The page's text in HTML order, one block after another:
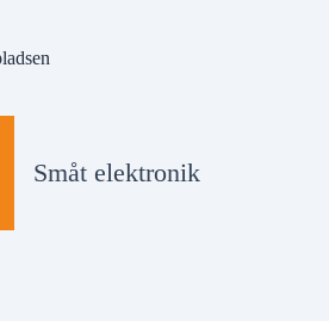
Småt elektronik